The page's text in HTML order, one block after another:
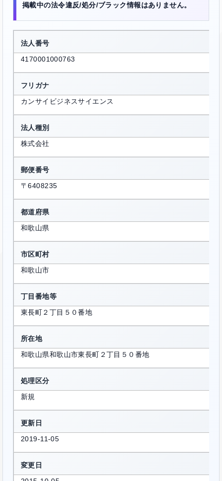
掲載中の法令違反/処分/ブラック情報はありません。
法人番号
4170001000763
フリガナ
カンサイビジネスサイエンス
法人種別
株式会社
郵便番号
〒6408235
都道府県
和歌山県
市区町村
和歌山市
丁目番地等
東長町２丁目５０番地
所在地
和歌山県和歌山市東長町２丁目５０番地
処理区分
新規
更新日
2019-11-05
変更日